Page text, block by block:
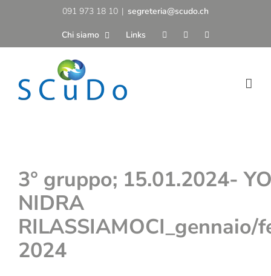
091 973 18 10 | segreteria@scudo.ch
Chi siamo Links
3° gruppo; 15.01.2024-
NIDRA
RILASSIAMOCI_gennaio/
2024